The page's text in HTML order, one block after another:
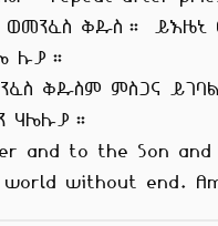
ቅዱስ። ይእዜኒ
ሉያ።
ቅዱስም ምስጋና
ሃሌሉያ።
and to the Son
without end.